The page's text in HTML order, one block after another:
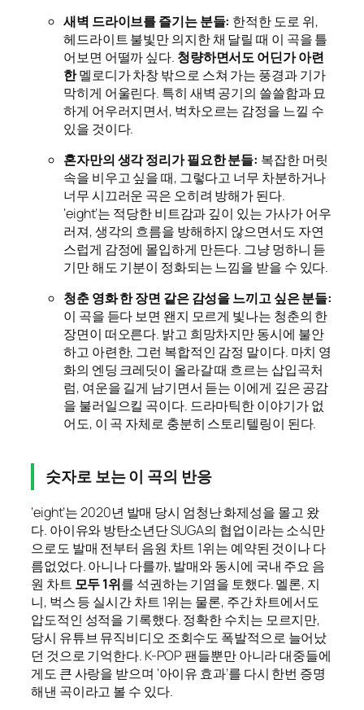
새벽 드라이브를 즐기는 분들: 한적한 도로 위,
헤드라이트 불빛만 의지한 채 달릴 때 이 곡을 틀
어보면 어떨까 싶다. 청량하면서도 어딘가 아련
한멜로디가 차창 밖으로 스쳐 가는 풍경과 기가
막히게 어울린다. 특히 새벽 공기의 쓸쓸함과 묘
하게 어우러지면서, 벅차오르는 감정을 느낄 수
있을 것이다.
혼자만의 생각 정리가 필요한 분들: 복잡한 머릿
속을 비우고 싶을 때, 그렇다고 너무 차분하거나
너무 시끄러운 곡은 오히려 방해가 된다.
‘eight’는 적당한 비트감과 깊이 있는 가사가 어우
러져, 생각의 흐름을 방해하지 않으면서도 자연
스럽게 감정에 몰입하게 만든다. 그냥 멍하니 듣
기만 해도 기분이 정화되는 느낌을 받을 수 있다.
청춘 영화 한 장면 같은 감성을 느끼고 싶은 분들:
이 곡을 듣다 보면 왠지 모르게 빛나는 청춘의 한
장면이 떠오른다. 밝고 희망차지만 동시에 불안
하고 아련한, 그런 복합적인 감정 말이다. 마치 영
화의 엔딩 크레딧이 올라갈 때 흐르는 삽입곡처
럼, 여운을 길게 남기면서 듣는 이에게 깊은 공감
을 불러일으킬 곡이다. 드라마틱한 이야기가 없
어도, 이 곡 자체로 충분히 스토리텔링이 된다.
숫자로 보는 이 곡의 반응
‘eight’는 2020년 발매 당시 엄청난 화제성을 몰고 왔
다. 아이유와 방탄소년단 SUGA의 협업이라는 소식만
으로도 발매 전부터 음원 차트 1위는 예약된 것이나 다
름없었다. 아니나 다를까, 발매와 동시에 국내 주요 음
원 차트 모두 1위를 석권하는 기염을 토했다. 멜론, 지
니, 벅스 등 실시간 차트 1위는 물론, 주간 차트에서도
압도적인 성적을 기록했다. 정확한 수치는 모르지만,
당시 유튜브 뮤직비디오 조회수도 폭발적으로 늘어났
던 것으로 기억한다. K-POP 팬들뿐만 아니라 대중들에
게도 큰 사랑을 받으며 ‘아이유 효과’를 다시 한번 증명
해낸 곡이라고 볼 수 있다.